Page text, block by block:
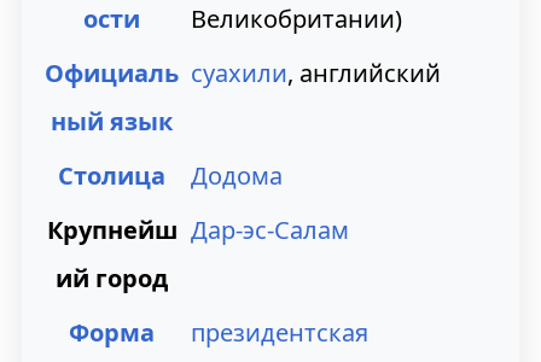
ости
Великобритании)
Официаль
ный язык
суахили, английский
Столица
Додома
Крупнейш
ий город
Дар-эс-Салам
Форма
президентская